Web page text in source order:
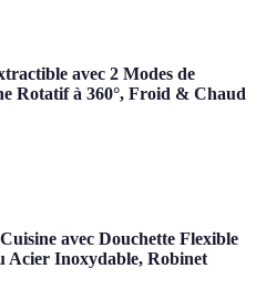
avec 2 Modes de
Rotatif à 360°, Froid & Chaud
avec Douchette Flexible
Acier Inoxydable, Robinet